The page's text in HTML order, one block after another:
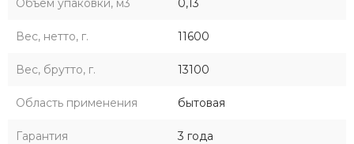
Вес, нетто, г. 11600
Вес, брутто, г. 13100
Область применения бытовая
Гарантия 3 года